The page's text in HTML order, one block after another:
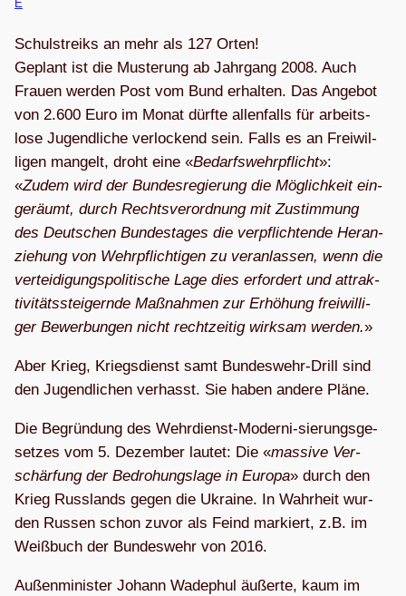
E
Schul­streiks an mehr als 127 Orten!
Geplant ist die Mus­te­rung ab Jahr­gang 2008. Auch
Frauen wer­den Post vom Bund erhal­ten. Das Ange­bot
von 2.600 Euro im Monat dürfte allen­falls für arbeits­
lose Jugend­li­che ver­lo­ckend sein. Falls es an Frei­wil­
li­gen man­gelt, droht eine «Bedarfs­wehr­pflicht»:
«Zudem wird der Bun­des­re­gie­rung die Mög­lich­keit ein­
ge­räumt, durch Rechts­ver­ord­nung mit Zustim­mung
des Deut­schen Bun­des­ta­ges die ver­pflich­tende Her­an­
zie­hung von Wehr­pflich­ti­gen zu ver­an­las­sen, wenn die
ver­tei­di­gungs­po­li­ti­sche Lage dies erfor­dert und attrak­
ti­vi­täts­stei­gernde Maß­nah­men zur Erhö­hung frei­wil­li­
ger Bewer­bun­gen nicht recht­zei­tig wirk­sam wer­den.»
Aber Krieg, Kriegs­dienst samt Bun­des­wehr-Drill sind
den Jugend­li­chen ver­hasst. Sie haben andere Pläne.
Die Begrün­dung des Wehr­dienst-Moderni-sie­rungs­ge­
set­zes vom 5. Dezem­ber lau­tet: Die «mas­sive Ver­
schär­fung der Bedro­hungs­lage in Europa» durch den
Krieg Russ­lands gegen die Ukraine. In Wahr­heit wur­
den Rus­sen schon zuvor als Feind mar­kiert, z.B. im
Weiß­buch der Bun­des­wehr von 2016.
Außen­mi­nis­ter Johann Wade­phul äußerte, kaum im